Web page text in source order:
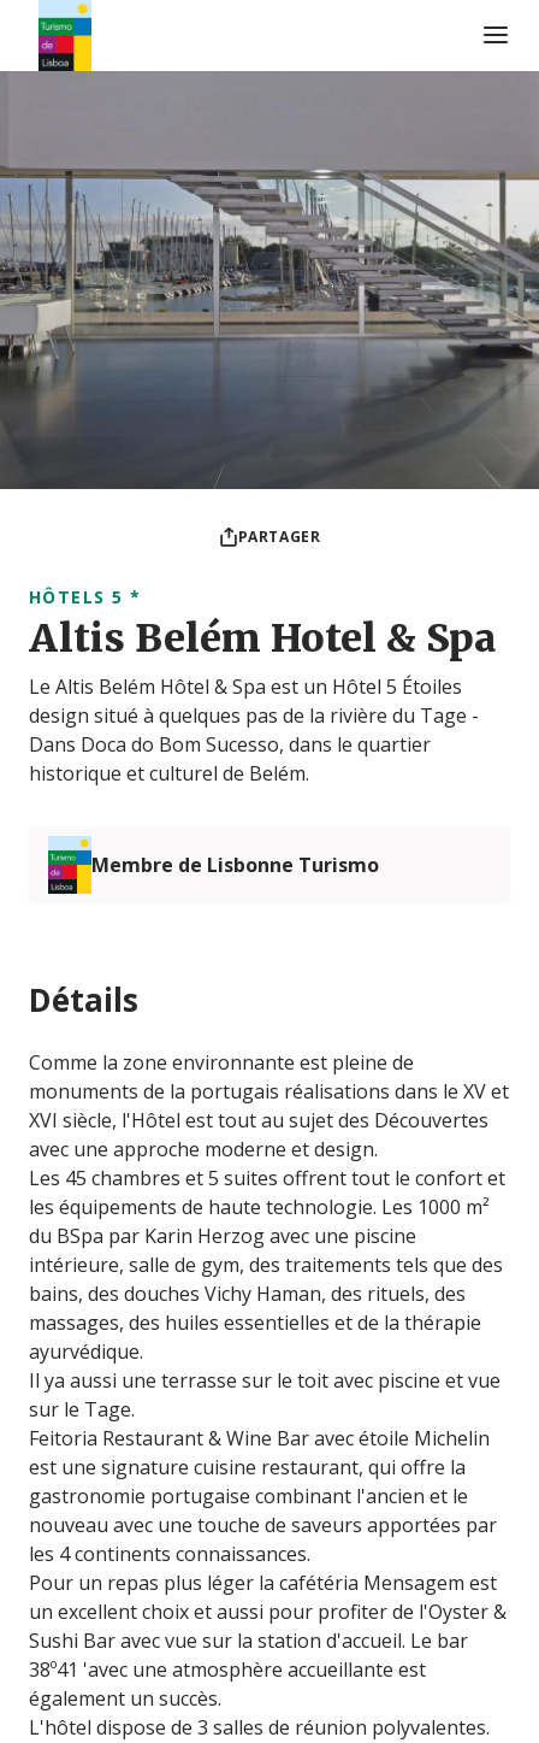
PARTAGER
HÔTELS 5 *
Altis Belém Hotel & Spa
Le Altis Belém Hôtel & Spa est un Hôtel 5 Étoiles
design situé à quelques pas de la rivière du Tage -
Dans Doca do Bom Sucesso, dans le quartier
historique et culturel de Belém.
Membre de Lisbonne Turismo
Détails
Comme la zone environnante est pleine de
monuments de la portugais réalisations dans le XV et
XVI siècle, l'Hôtel est tout au sujet des Découvertes
avec une approche moderne et design.
Les 45 chambres et 5 suites offrent tout le confort et
les équipements de haute technologie. Les 1000 m²
du BSpa par Karin Herzog avec une piscine
intérieure, salle de gym, des traitements tels que des
bains, des douches Vichy Haman, des rituels, des
massages, des huiles essentielles et de la thérapie
ayurvédique.
Il ya aussi une terrasse sur le toit avec piscine et vue
sur le Tage.
Feitoria Restaurant & Wine Bar avec étoile Michelin
est une signature cuisine restaurant, qui offre la
gastronomie portugaise combinant l'ancien et le
nouveau avec une touche de saveurs apportées par
les 4 continents connaissances.
Pour un repas plus léger la cafétéria Mensagem est
un excellent choix et aussi pour profiter de l'Oyster &
Sushi Bar avec vue sur la station d'accueil. Le bar
38º41 'avec une atmosphère accueillante est
également un succès.
L'hôtel dispose de 3 salles de réunion polyvalentes.